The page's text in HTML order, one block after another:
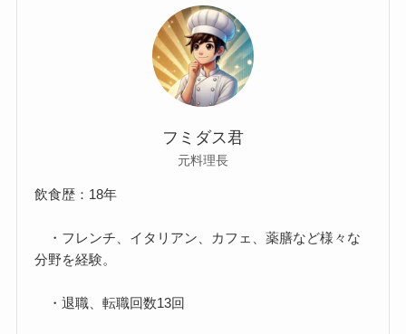
フミダス君
元料理長
飲食歴：18年
・フレンチ、イタリアン、カフェ、薬膳など様々な
分野を経験。
・退職、転職回数13回